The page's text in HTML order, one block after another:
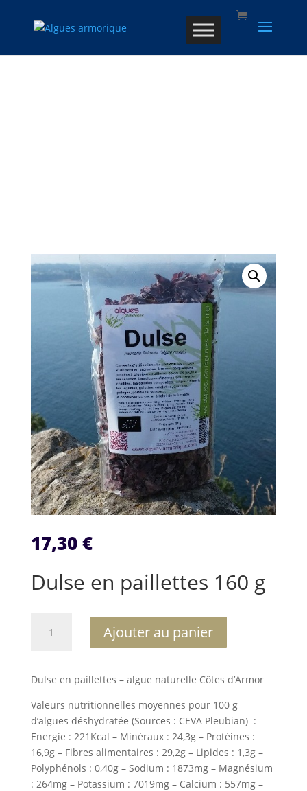
17,30€
Dulse en paillettes 160 g
paillettes
160
g
Ajouter au panier
r
n
a
t
i
v
e
Dulse en paillettes – algue naturelle Côtes d’Armor
Valeurs nutritionnelles moyennes pour 100 g
d’algues déshydratée (Sources : CEVA Pleubian) :
Energie : 221Kcal – Minéraux : 24,3g – Protéines :
16,9g – Fibres alimentaires : 29,2g – Lipides : 1,3g –
Polyphénols : 0,40g – Sodium : 1873mg – Magnésium
: 264mg – Potassium : 7019mg – Calcium : 557mg –